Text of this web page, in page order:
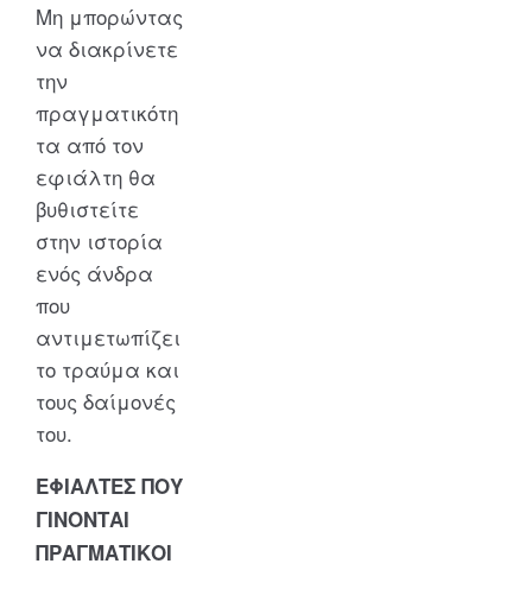
Μη μπορώντας
να διακρίνετε
την
πραγματικότη
τα από τον
εφιάλτη θα
βυθιστείτε
στην ιστορία
ενός άνδρα
που
αντιμετωπίζει
το τραύμα και
τους δαίμονές
του.
ΕΦΙΑΛΤΕΣ ΠΟΥ
ΓΙΝΟΝΤΑΙ
ΠΡΑΓΜΑΤΙΚΟΙ